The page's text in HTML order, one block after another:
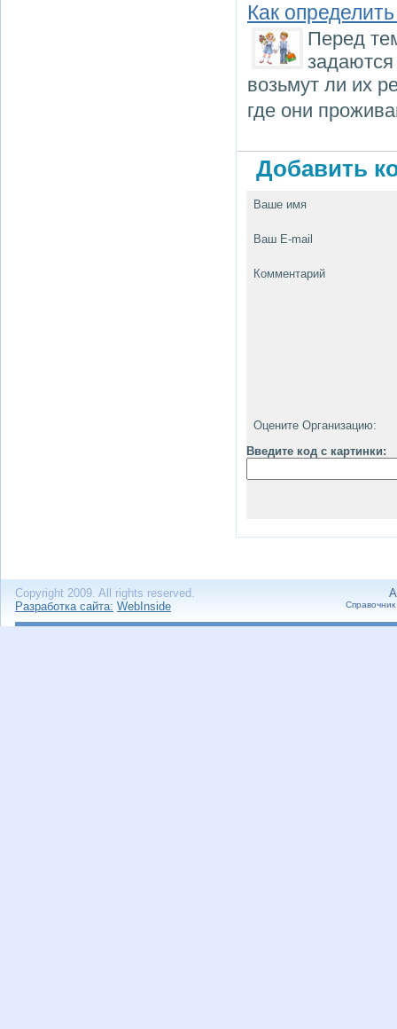
Как
Перед
возьмут ли их
где они
Добавить
Ваше имя
Ваш E-mail
Комментарий
Оцените Организацию:
Введите код с картинки:
Copyright 2009. All rights reserved.
Разработка сайта: WebInside